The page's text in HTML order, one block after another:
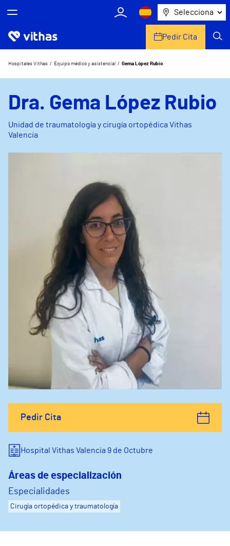
Selecciona
Nosotros
Equipo médico y asistencial
Pedir Cita
Hospitales Vithas Equipo médico y asistencial Gema López Rubio
Pedir Cita
Dra. Gema López Rubio
Unidad de traumatología y cirugía ortopédica Vithas
Valencia
Hospital Vithas Valencia 9 de Octubre
Áreas de especialización
Especialidades
Cirugía ortopédica y traumatología